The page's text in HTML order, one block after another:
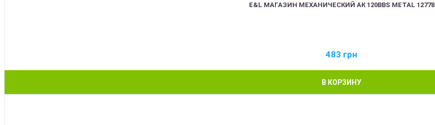
E&L МАГАЗИН МЕХАНИЧЕСКИЙ АК 120BBS METAL 12778
483 грн
В КОРЗИНУ